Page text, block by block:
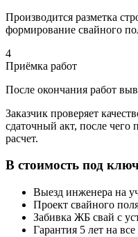
Производится разметка
формирование свайного
4
Приёмка работ
После окончания работ
Заказчик проверяет
сдаточный акт, после чего
расчет.
В стоимость под
Выезд инженера на
Проект свайного
Забивка ЖБ свай с
Гарантия 5 лет на